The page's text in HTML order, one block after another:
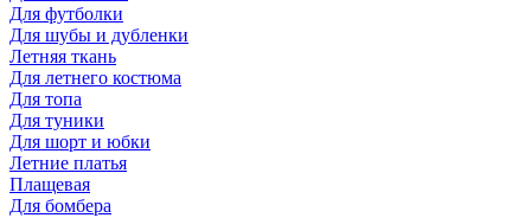
Для футболки
Для шубы и дубленки
Летняя ткань
Для летнего костюма
Для топа
Для туники
Для шорт и юбки
Летние платья
Плащевая
Для бомбера